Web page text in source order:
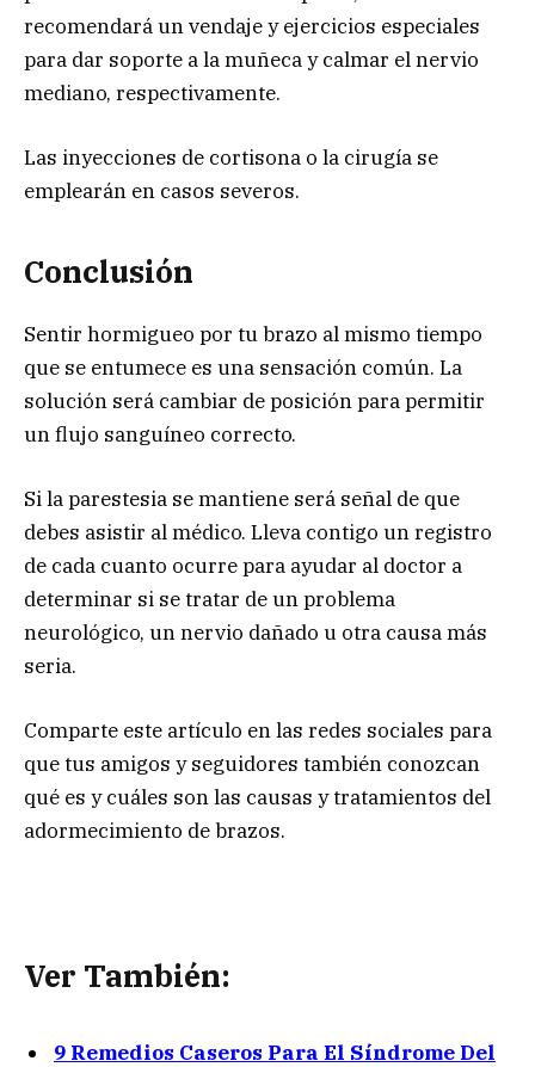
recomendará un vendaje y ejercicios especiales
para dar soporte a la muñeca y calmar el nervio
mediano, respectivamente.
Las inyecciones de cortisona o la cirugía se
emplearán en casos severos.
Conclusión
Sentir hormigueo por tu brazo al mismo tiempo
que se entumece es una sensación común. La
solución será cambiar de posición para permitir
un flujo sanguíneo correcto.
Si la parestesia se mantiene será señal de que
debes asistir al médico. Lleva contigo un registro
de cada cuanto ocurre para ayudar al doctor a
determinar si se tratar de un problema
neurológico, un nervio dañado u otra causa más
seria.
Comparte este artículo en las redes sociales para
que tus amigos y seguidores también conozcan
qué es y cuáles son las causas y tratamientos del
adormecimiento de brazos.
Ver También:
9 Remedios Caseros Para El Síndrome Del